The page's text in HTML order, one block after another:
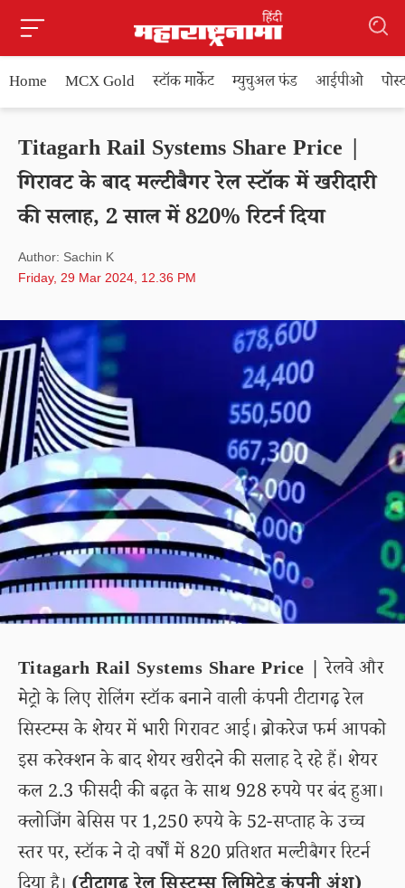
Home MCX Gold स्टॉक मार्केट म्युचुअल फंड आईपीओ
Titagarh Rail Systems Share Price |
गिरावट के बाद मल्टीबैगर रेल स्टॉक में खरीदारी
की सलाह, 2 साल में 820% रिटर्न दिया
Author: Sachin K
Friday, 29 Mar 2024, 12.36 PM
Titagarh Rail Systems Share Price | रेलवे और
मेट्रो के लिए रोलिंग स्टॉक बनाने वाली कंपनी टीटागढ़ रेल
सिस्टम्स के शेयर में भारी गिरावट आई। ब्रोकरेज फर्म आपको
इस करेक्शन के बाद शेयर खरीदने की सलाह दे रहे हैं। शेयर
कल 2.3 फीसदी की बढ़त के साथ 928 रुपये पर बंद हुआ।
क्लोजिंग बेसिस पर 1,250 रुपये के 52-सप्ताह के उच्च
स्तर पर, स्टॉक ने दो वर्षों में 820 प्रतिशत मल्टीबैगर रिटर्न